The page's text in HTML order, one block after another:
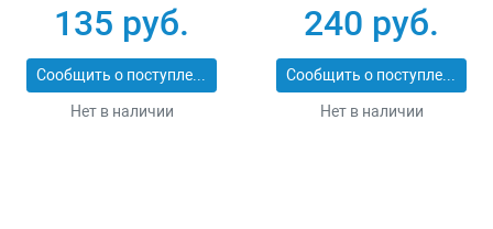
25_z01
135 руб.
Сообщить о поступлении
Нет в наличии
ЭКСПЕРТ 2053-
60_z01
240 руб.
Сообщить о поступлении
Нет в наличии